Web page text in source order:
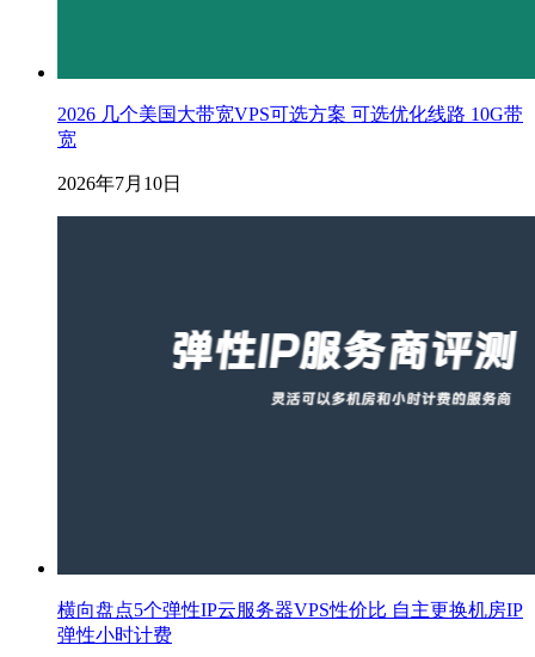
2026 几个美国大带宽VPS可选方案 可选优化线路 10G带
宽
2026年7月10日
横向盘点5个弹性IP云服务器VPS性价比 自主更换机房IP
弹性小时计费